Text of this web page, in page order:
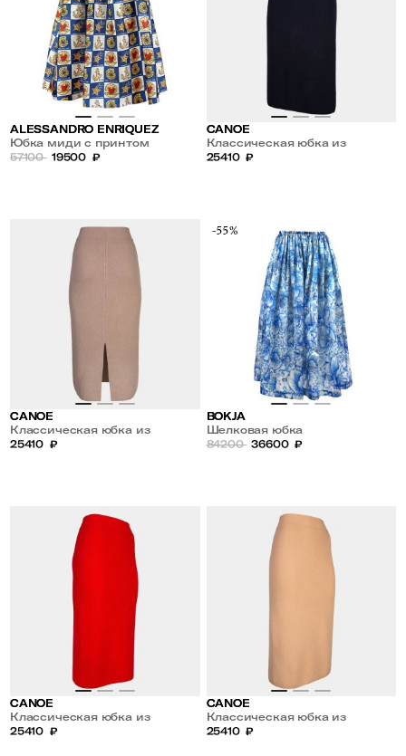
ALESSANDRO ENRIQUEZ
Юбка миди с принтом
57100 19500 ₽
CANOE
Классическая юбка из
кашемира и шерсти
25410 ₽
CANOE
Классическая юбка из
кашемира и шерсти
25410 ₽
-55%
BOKJA
Шелковая юбка
84200 36600 ₽
CANOE
Классическая юбка из
кашемира и шерсти
25410 ₽
CANOE
Классическая юбка из
кашемира и шерсти
25410 ₽